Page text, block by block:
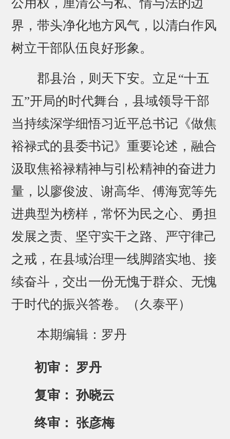
界，带头净化地方风气，以清白作风
树立干部队伍良好形象。
郡县治，则天下安。立足“十五
五”开局的时代舞台，县域领导干部
当持续深学细悟习近平总书记《做焦
裕禄式的县委书记》重要论述，融合
汲取焦裕禄精神与引松精神的奋进力
量，以廖俊波、谢高华、傅海宽等先
进典型为榜样，常怀为民之心、勇担
发展之责、坚守实干之路、严守律己
之戒，在县域治理一线脚踏实地、接
续奋斗，交出一份无愧于群众、无愧
于时代的振兴答卷。（久泰平）
本期编辑：罗丹
初审： 罗丹
复审： 孙晓云
终审： 张彦梅